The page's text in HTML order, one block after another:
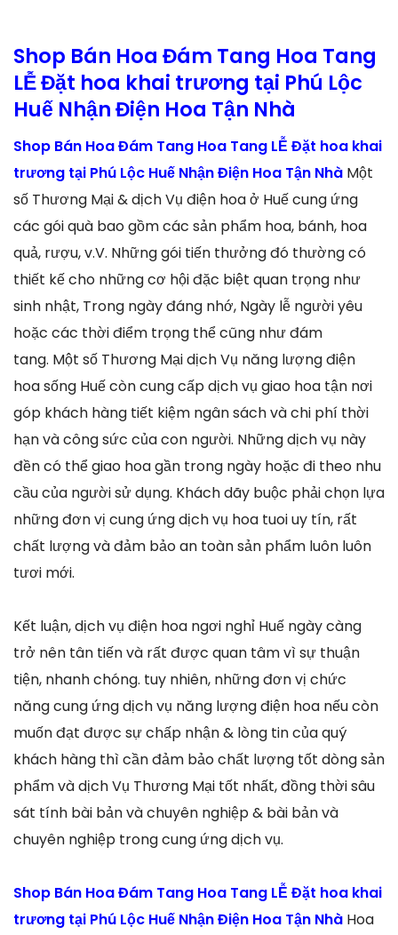
Shop Bán Hoa Đám Tang Hoa Tang
LỄ Đặt hoa khai trương tại Phú Lộc
Huế Nhận Điện Hoa Tận Nhà
Shop Bán Hoa Đám Tang Hoa Tang LỄ Đặt hoa khai
trương tại Phú Lộc Huế Nhận Điện Hoa Tận Nhà Một
số Thương Mại & dịch Vụ điện hoa ở Huế cung ứng
các gói quà bao gồm các sản phẩm hoa, bánh, hoa
quả, rượu, v.V. Những gói tiến thưởng đó thường có
thiết kế cho những cơ hội đặc biệt quan trọng như
sinh nhật, Trong ngày đáng nhớ, Ngày lễ người yêu
hoặc các thời điểm trọng thể cũng như đám
tang. Một số Thương Mại dịch Vụ năng lượng điện
hoa sống Huế còn cung cấp dịch vụ giao hoa tận nơi
góp khách hàng tiết kiệm ngân sách và chi phí thời
hạn và công sức của con người. Những dịch vụ này
đền có thể giao hoa gần trong ngày hoặc đi theo nhu
cầu của người sử dụng. Khách dãy buộc phải chọn lựa
những đơn vị cung ứng dịch vụ hoa tuoi uy tín, rất
chất lượng và đảm bảo an toàn sản phẩm luôn luôn
tươi mới.
Kết luận, dịch vụ điện hoa ngơi nghỉ Huế ngày càng
trở nên tân tiến và rất được quan tâm vì sự thuận
tiện, nhanh chóng. tuy nhiên, những đơn vị chức
năng cung ứng dịch vụ năng lượng điện hoa nếu còn
muốn đạt được sự chấp nhận & lòng tin của quý
khách hàng thì cần đảm bảo chất lượng tốt dòng sản
phẩm và dịch Vụ Thương Mại tốt nhất, đồng thời sâu
sát tính bài bản và chuyên nghiệp & bài bản và
chuyên nghiệp trong cung ứng dịch vụ.
Shop Bán Hoa Đám Tang Hoa Tang LỄ Đặt hoa khai
trương tại Phú Lộc Huế Nhận Điện Hoa Tận Nhà Hoa